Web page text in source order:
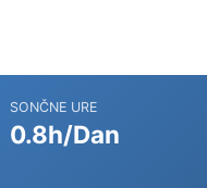
SONČNE URE
0.8h/Dan